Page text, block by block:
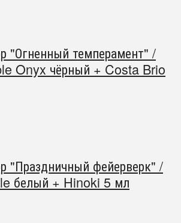
"Огненный темперамент" /
Onyx чёрный + Costa Brio
"Праздничный фейерверк" /
белый + Hinoki 5 мл